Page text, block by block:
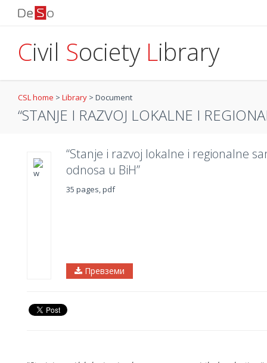
Civil Society Library
CSL home > Library > Document
“STANJE I RAZVOJ LOKALNE I
“Stanje i razvoj lokalne i regionalne
odnosa u BiH”
35 pages, pdf
Превземи